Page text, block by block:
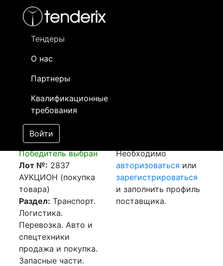
Тендеры
О нас
Партнеры
Квалификационные
требования
Войти
- активный лот
- сохраненный лот (не опубликован)
Закупка: Перевозка
г. Алматы (РК)-г.
Нур-Султан (РК),
МЖК "Сезим Кала 9"
[Завершен]
Победитель выбран
Лот №: 2837
АУКЦИОН (покупка
товара)
Раздел: Транспорт.
Логистика.
Перевозка. Авто и
спецтехники
продажа и покупка.
Запасные части.
Необходимо
авторизоваться или
зарегистрироваться
и заполнить профиль
поставщика.